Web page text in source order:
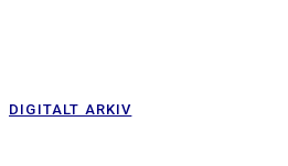
DIGITALT ARKIV